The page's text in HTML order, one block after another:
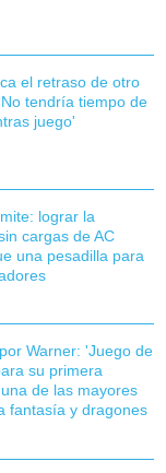
el retraso de otro
tendría tiempo de
juego'
lograr la
cargas de AC
una pesadilla para
Warner: 'Juego de
su primera
de las mayores
fantasía y dragones